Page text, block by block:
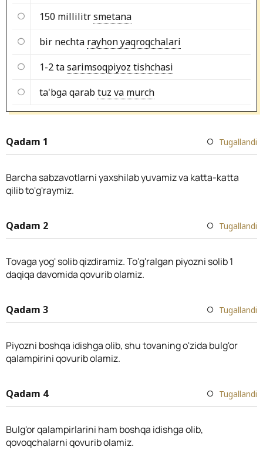
150 millilitrsmetana
bir nechta rayhon yaqroqchalari
1-2 tasarimsoqpiyoz tishchasi
ta'bga qarabtuz va murch
Qadam 1 Tugallandi
Barcha sabzavotlarni yaxshilab yuvamiz va katta-katta
qilib to'g'raymiz.
Qadam 2 Tugallandi
Tovaga yog' solib qizdiramiz. To'g'ralgan piyozni solib 1
daqiqa davomida qovurib olamiz.
Qadam 3 Tugallandi
Piyozni boshqa idishga olib, shu tovaning o'zida bulg'or
qalampirini qovurib olamiz.
Qadam 4 Tugallandi
Bulg'or qalampirlarini ham boshqa idishga olib,
qovoqchalarni qovurib olamiz.